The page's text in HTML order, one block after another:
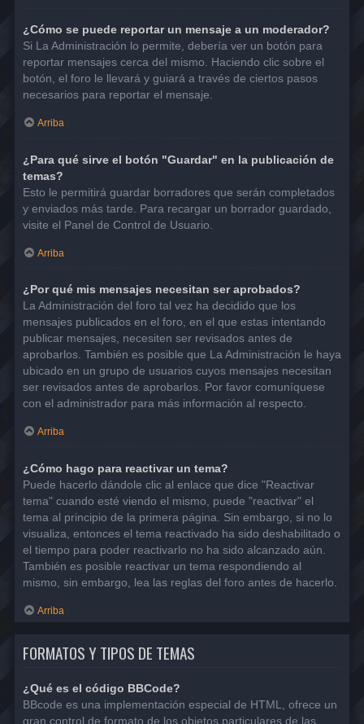
¿Cómo se puede reportar un mensaje a un moderador?
Si La Administración lo permite, debería ver un botón para
reportar mensajes cerca del mismo. Haciendo clic sobre el
botón, el foro le llevará y guiará a través de ciertos pasos
necesarios para reportar el mensaje.
Arriba
¿Para qué sirve el botón "Guardar" en la publicación de
temas?
Esto le permitirá guardar borradores que serán completados
y enviados más tarde. Para recargar un borrador guardado,
visite el Panel de Control de Usuario.
Arriba
¿Por qué mis mensajes necesitan ser aprobados?
La Administración del foro tal vez ha decidido que los
mensajes publicados en el foro, en el que estas intentando
publicar mensajes, necesiten ser revisados antes de
aprobarlos. También es posible que La Administración le haya
ubicado en un grupo de usuarios cuyos mensajes necesitan
ser revisados antes de aprobarlos. Por favor comuníquese
con el administrador para más información al respecto.
Arriba
¿Cómo hago para reactivar un tema?
Puede hacerlo dándole clic al enlace que dice "Reactivar
tema" cuando esté viendo el mismo, puede "reactivar" el
tema al principio de la primera página. Sin embargo, si no lo
visualiza, entonces el tema reactivado ha sido deshabilitado o
el tiempo para poder reactivarlo no ha sido alcanzado aún.
También es posible reactivar un tema respondiendo al
mismo, sin embargo, lea las reglas del foro antes de hacerlo.
Arriba
FORMATOS Y TIPOS DE TEMAS
¿Qué es el código BBCode?
BBcode es una implementación especial de HTML, ofrece un
gran control de formato de los objetos particulares de las